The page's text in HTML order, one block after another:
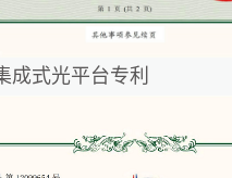
成式光平台专利